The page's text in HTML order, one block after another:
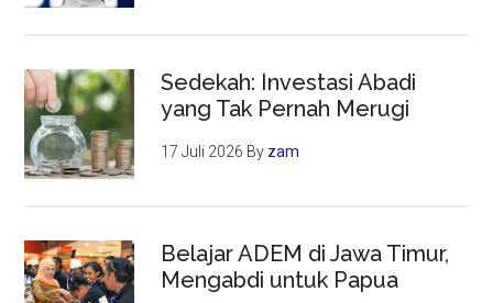
Sedekah: Investasi Abadi
yang Tak Pernah Merugi
17 Juli 2026 By zam
Belajar ADEM di Jawa Timur,
Mengabdi untuk Papua